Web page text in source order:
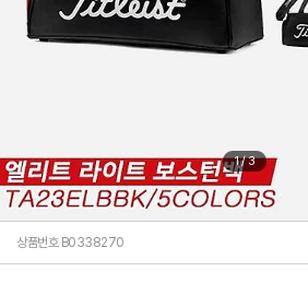
1/3
상품번호 B0338270